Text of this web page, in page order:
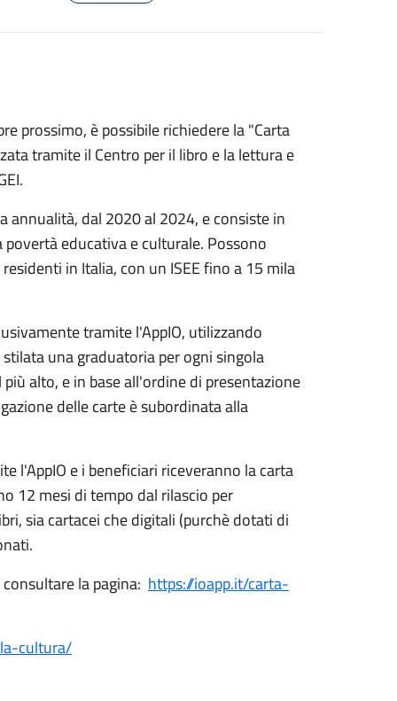
prossimo, è possibile richiedere la "Carta
tramite il Centro per il libro e la lettura e
annualità, dal 2020 al 2024, e consiste in
educativa e culturale. Possono
in Italia, con un ISEE fino a 15 mila
tramite l'AppIO, utilizzando
una graduatoria per ogni singola
alto, e in base all'ordine di presentazione
delle carte è subordinata alla
l'AppIO e i beneficiari riceveranno la carta
12 mesi di tempo dal rilascio per
sia cartacei che digitali (purchè dotati di
la pagina: https://ioapp.it/carta-
cultura/